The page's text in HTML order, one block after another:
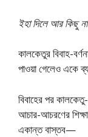
ইহা দিলে আর কিছু
কালকেতুর বিবাহ-
পাওয়া গেলেও একে
বিবাহের পর
আচার-আচরণের
একান্ত বাস্তব—